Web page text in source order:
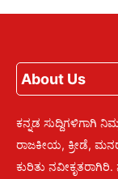
About Us
ಕನ್ನಡ ಸುದ್ದಿಗಳಿಗಾಗಿ
ರಾಜಕೀಯ, ಕ್ರೀಡೆ,
ಕುರಿತು